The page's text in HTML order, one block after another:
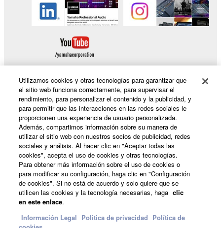
Productos y soluciones
Noticias
Acerca de Yamaha
España - Spanish
Utilizamos cookies y otras tecnologías para garantizar que
el sitio web funciona correctamente, para supervisar el
rendimiento, para personalizar el contenido y la publicidad, y
para permitir que las interacciones en las redes sociales le
proporcionen una experiencia de usuario personalizada.
Además, compartimos información sobre su manera de
utilizar el sitio web con nuestros socios de publicidad, redes
sociales y análisis. Al hacer clic en "Aceptar todas las
cookies", acepta el uso de cookies y otras tecnologías.
Para obtener más información sobre el uso de cookies o
para modificar su configuración, haga clic en "Configuración
de cookies". Si no está de acuerdo y solo quiere que se
utilicen las cookies y la tecnología necesarias, haga clic
en este enlace.
Información Legal Politica de privacidad Política de